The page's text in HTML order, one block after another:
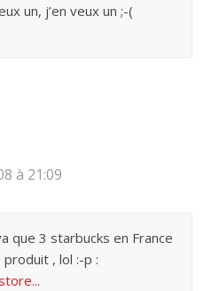
un, j’en veux un ;-(
à 21:09
que 3 starbucks en France
, lol :-p :
.